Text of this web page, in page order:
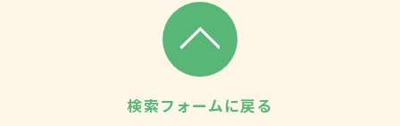
検索フォームに戻る